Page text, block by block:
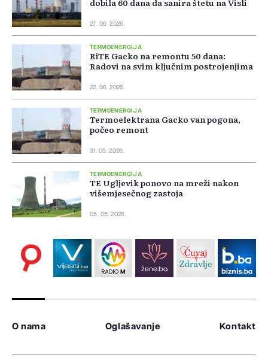
dobila 60 dana da sanira štetu na Visli
27. 06. 2026.
TERMOENERGIJA
RiTE Gacko na remontu 50 dana:
Radovi na svim ključnim postrojenjima
22. 06. 2026.
TERMOENERGIJA
Termoelektrana Gacko van pogona,
počeo remont
31. 05. 2026.
TERMOENERGIJA
TE Ugljevik ponovo na mreži nakon
višemjesečnog zastoja
05. 05. 2026.
O nama Oglašavanje Kontakt